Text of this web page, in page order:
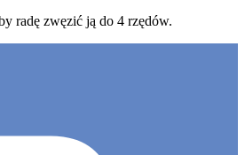
radę zwęzić ją do 4 rzędów.